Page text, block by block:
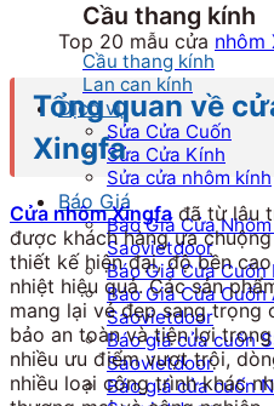
Cầu thang kính
Cầu thang kính
Lan can kính
Dịch vụ
Sửa Cửa Cuốn
Sửa Cửa Kính
Sửa cửa nhôm kính
Báo Giá
Báo Giá Cửa
Saovietdoor
Báo Giá Cửa Cuốn
Báo Giá Cửa
Saovietdoor
Báo giá cửa cuốn
Saovietdoor
Báo giá cửa cuốn
Top 20 mẫu cửa nhôm
Tổng quan về
Xingfa
Cửa nhôm Xingfađã từ lâu
được khách hàng ưa
thiết kế hiện đại, độ bền
nhiệt hiệu quả. Các sản
mang lại vẻ đẹp sang trọng
bảo an toàn và tiện lợi
nhiều ưu điểm vượt trội,
nhiều loại công trình khác